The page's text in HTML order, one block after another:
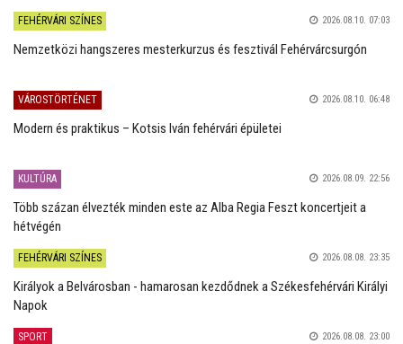
FEHÉRVÁRI SZÍNES 2026.08.10. 07:03
Nemzetközi hangszeres mesterkurzus és fesztivál Fehérvárcsurgón
VÁROSTÖRTÉNET 2026.08.10. 06:48
Modern és praktikus – Kotsis Iván fehérvári épületei
KULTÚRA 2026.08.09. 22:56
Több százan élvezték minden este az Alba Regia Feszt koncertjeit a
hétvégén
FEHÉRVÁRI SZÍNES 2026.08.08. 23:35
Királyok a Belvárosban - hamarosan kezdődnek a Székesfehérvári Királyi
Napok
SPORT 2026.08.08. 23:00